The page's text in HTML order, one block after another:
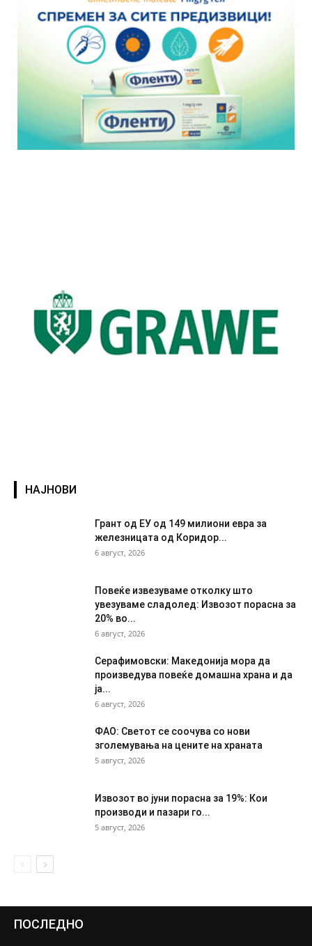
НАЈНОВИ
Грант од ЕУ од 149 милиони евра за
железницата од Коридор...
6 август, 2026
Повеќе извезуваме отколку што
увезуваме сладолед: Извозот порасна за
20% во...
6 август, 2026
Серафимовски: Македонија мора да
произведува повеќе домашна храна и да
ја...
6 август, 2026
ФАО: Светот се соочува со нови
зголемувања на цените на храната
5 август, 2026
Извозот во јуни порасна за 19%: Кои
производи и пазари го...
5 август, 2026
ПОСЛЕДНО